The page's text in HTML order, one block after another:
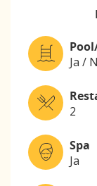
Ja /
2
Spa
Ja